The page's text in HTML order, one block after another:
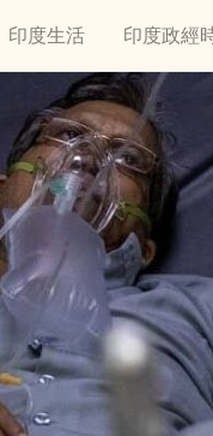
印度生活 印度政經